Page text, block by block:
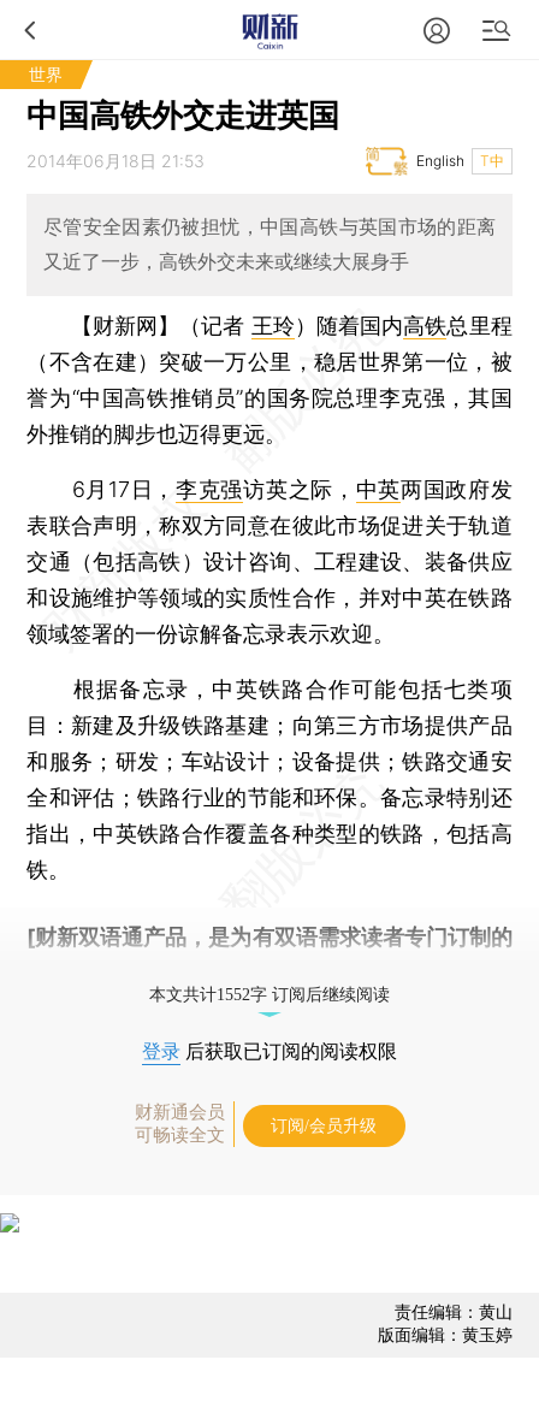
世界
中国高铁外交走进英国
2014年06月18日 21:53 T中
English
尽管安全因素仍被担忧，中国高铁与英国市场的距离
又近了一步，高铁外交未来或继续大展身手
【财新网】（记者 王玲） 随着国内高铁总里程
（不含在建）突破一万公里，稳居世界第一位，被
誉为“中国高铁推销员”的国务院总理李克强，其国
外推销的脚步也迈得更远。
6月17日，李克强访英之际， 中英两国政府发
表联合声明，称双方同意在彼此市场促进关于轨道
交通（包括高铁）设计咨询、工程建设、装备供应
和设施维护等领域的实质性合作，并对中英在铁路
领域签署的一份谅解备忘录表示欢迎。
根据备忘录，中英铁路合作可能包括七类项
目：新建及升级铁路基建；向第三方市场提供产品
和服务；研发；车站设计；设备提供；铁路交通安
全和评估；铁路行业的节能和环保。备忘录特别还
指出，中英铁路合作覆盖各种类型的铁路，包括高
铁。
[财新双语通产品，是为有双语需求读者专门订制的
本文共计1552字 订阅后继续阅读
登录 后获取已订阅的阅读权限
财新通会员
可畅读全文
订阅/会员升级
责任编辑：黄山
版面编辑：黄玉婷